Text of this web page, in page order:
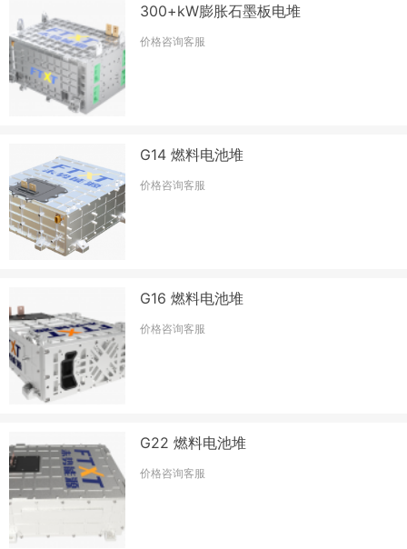
300+kW膨胀石墨板电堆
价格咨询客服
G14 燃料电池堆
价格咨询客服
G16 燃料电池堆
价格咨询客服
G22 燃料电池堆
价格咨询客服